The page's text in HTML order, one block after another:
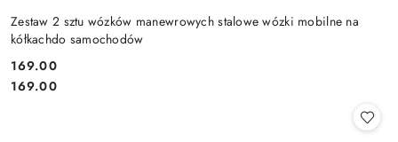
Zestaw 2 sztu wózków manewrowych stalowe wózki mobilne na
kółkachdo samochodów
Cena:
169.00
Cena:
169.00